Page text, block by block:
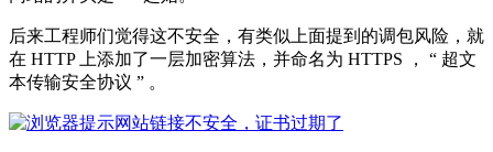
后来工程师们觉得这不安全，有类似上面提到的调包风险，就
在 HTTP 上添加了一层加密算法，并命名为 HTTPS ， “ 超文
本传输安全协议 ” 。